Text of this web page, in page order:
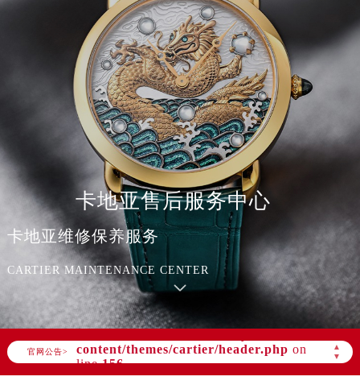
卡地亚售后服务中心
卡地亚维修保养服务
CARTIER MAINTENANCE CENTER
官网公告>
▲
▼
Warning: Invalid argument supplied for
foreach() in
content/themes/cartier/header.php on
line156